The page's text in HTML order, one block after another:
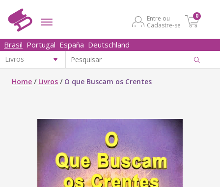
Entre ou
Cadastre-se
0
Brasil Portugal España Deutschland
Home / Livros / O que Buscam os Crentes